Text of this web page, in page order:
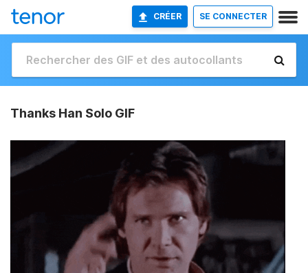
CRÉER SE CONNECTER
Thanks Han Solo GIF